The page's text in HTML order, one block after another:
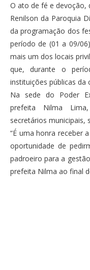
O ato de fé e devoção,
Renilson da Paroquia
da programação dos
período de (01 a 09/
mais um dos locais
que, durante o
instituições públicas da
Na sede do Poder
prefeita Nilma
secretários municipais,
“É uma honra receber
oportunidade de
padroeiro para a
prefeita Nilma ao final